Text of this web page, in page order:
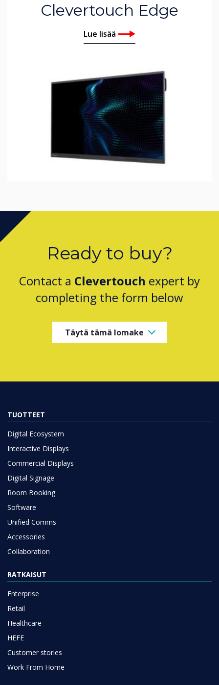
Clevertouch Edge
Lue lisää
Ready to buy?
Contact a Clevertouch expert by
completing the form below
Täytä tämä lomake
TUOTTEET
Digital Ecosystem
Interactive Displays
Commercial Displays
Digital Signage
Room Booking
Software
Unified Comms
Accessories
Collaboration
RATKAISUT
Enterprise
Retail
Healthcare
HEFE
Customer stories
Work From Home